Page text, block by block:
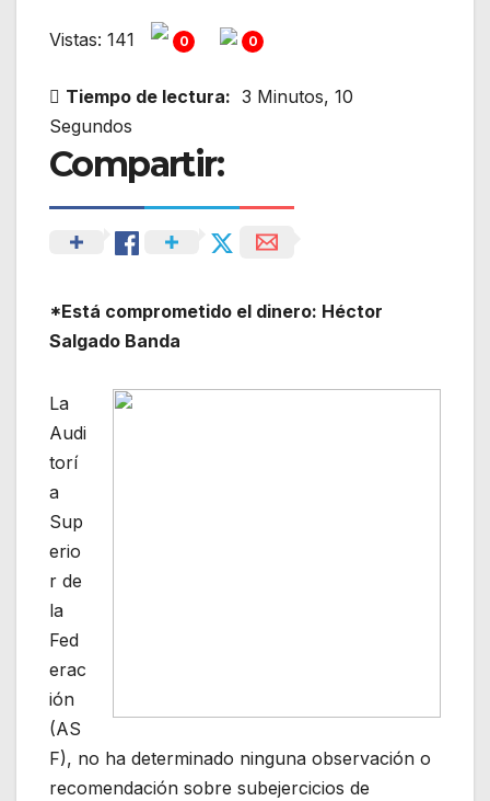
Vistas: 141 0 0
Tiempo de lectura: 3 Minutos, 10
Segundos
Compartir:
*Está comprometido el dinero: Héctor
Salgado Banda
La
Audi
torí
a
Sup
erio
r de
la
Fed
erac
ión
(AS
F), no ha determinado ninguna observación o
recomendación sobre subejercicios de